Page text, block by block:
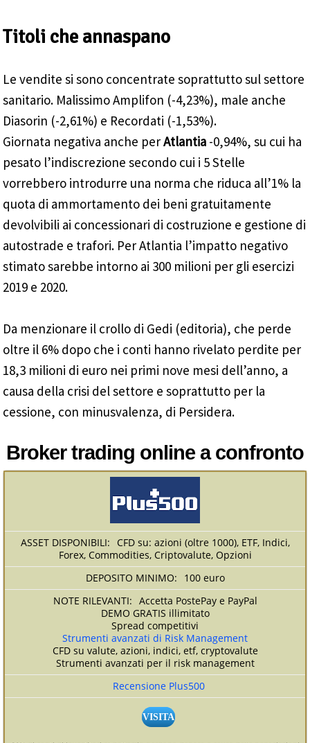
Titoli che annaspano
Le vendite si sono concentrate soprattutto sul settore
sanitario. Malissimo Amplifon (-4,23%), male anche
Diasorin (-2,61%) e Recordati (-1,53%).
Giornata negativa anche perAtlantia -0,94%, su cui ha
pesato l’indiscrezione secondo cui i 5 Stelle
vorrebbero introdurre una norma che riduca all’1% la
quota di ammortamento dei beni gratuitamente
devolvibili ai concessionari di costruzione e gestione di
autostrade e trafori. Per Atlantia l’impatto negativo
stimato sarebbe intorno ai 300 milioni per gli esercizi
2019 e 2020.
Da menzionare il crollo di Gedi (editoria), che perde
oltre il 6% dopo che i conti hanno rivelato perdite per
18,3 milioni di euro nei primi nove mesi dell’anno, a
causa della crisi del settore e soprattutto per la
cessione, con minusvalenza, di Persidera.
Broker trading online a confronto
CFD su: azioni (oltre 1000), ETF, Indici,
Forex, Commodities, Criptovalute, Opzioni
100 euro
Accetta PostePay e PayPal
DEMO GRATIS illimitato
Spread competitivi
Strumenti avanzati di Risk Management
CFD su valute, azioni, indici, etf, cryptovalute
Strumenti avanzati per il risk management
Recensione Plus500
VISITA